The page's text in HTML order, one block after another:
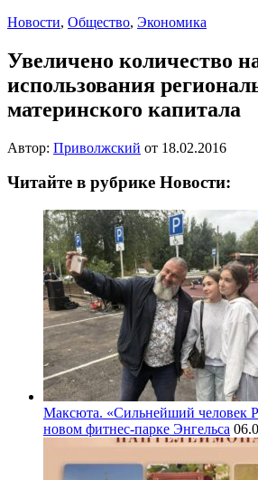
Новости, Общество, Экономика
Увеличено количество
использования
материнского капитала
Автор: Приволжский от 18.02.2016
Читайте в рубрике Новости:
Максюта. «Сильнейший человек
новом фитнес-парке Энгельса